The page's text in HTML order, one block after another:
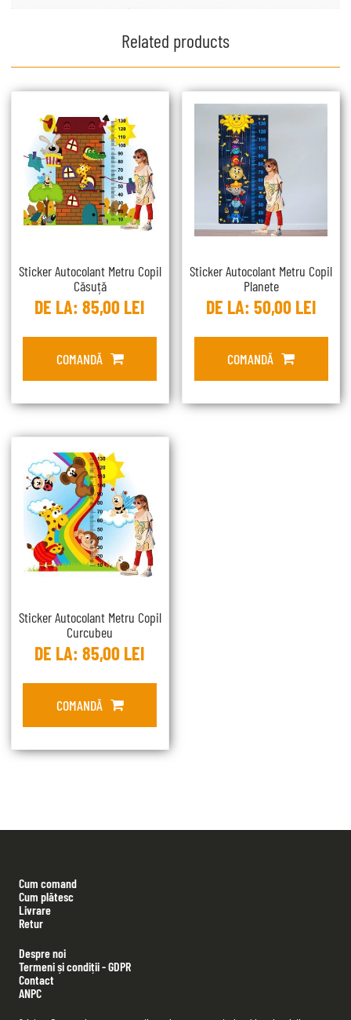
Related products
Sticker Autocolant Metru Copil
Căsuță
DE LA:85,00 LEI
COMANDĂ
Sticker Autocolant Metru Copil
Planete
DE LA: 50,00 LEI
COMANDĂ
Sticker Autocolant Metru Copil
Curcubeu
DE LA:85,00 LEI
COMANDĂ
Cum comand
Cum plătesc
Livrare
Retur
Despre noi
Termeni și condiții - GDPR
Contact
ANPC